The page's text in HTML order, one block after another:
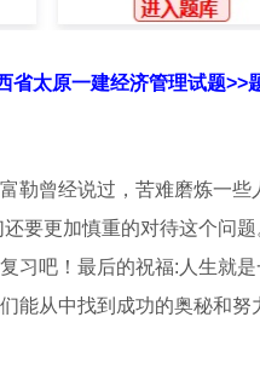
省太原一建经济管理试题>>
曾经说过，苦难磨炼一些
要更加慎重的对待这个问
习吧！最后的祝福:人生就
能从中找到成功的奥秘和努